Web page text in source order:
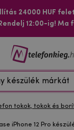
24000 HUF
12:00-ig! Ma
készülék márkát
tokok, tokok és
iPhone 12 Pro